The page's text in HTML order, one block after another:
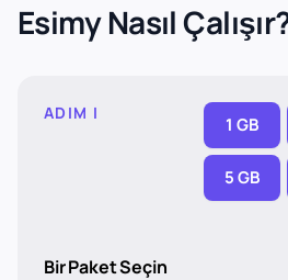
Esimy Nasıl
ADIM I
1 GB
5 GB
Bir Paket Seçin